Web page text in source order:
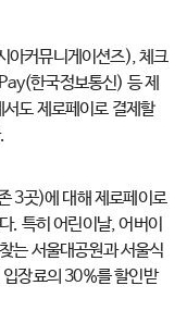
커뮤니게이션즈), 체크
한국정보통신) 등 제
도 제로페이로 결제할
3곳)에 대해 제로페이로
. 특히 어린이날, 어버이
는 서울대공원과 서울식
장료의 30%를 할인받